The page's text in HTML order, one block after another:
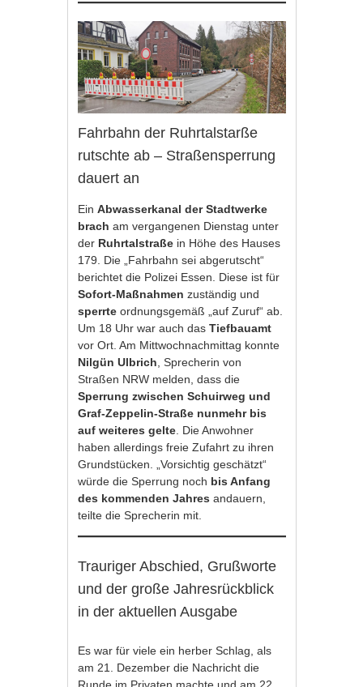
Fahrbahn der Ruhrtalstarße
rutschte ab – Straßensperrung
dauert an
EinAbwasserkanal der Stadtwerke
brach am vergangenen Dienstag unter
der Ruhrtalstraße in Höhe des Hauses
179. Die „Fahrbahn sei abgerutscht“
berichtet die Polizei Essen. Diese ist für
Sofort-Maßnahmenzuständig und
sperrteordnungsgemäß „auf Zuruf“ ab.
Um 18 Uhr war auch dasTiefbauamt
vor Ort. Am Mittwochnachmittag konnte
Nilgün Ulbrich, Sprecherin von
Straßen NRW melden, dass die
Sperrung zwischen Schuirweg und
Graf-Zeppelin-Straße nunmehr bis
auf weiteres gelte. Die Anwohner
haben allerdings freie Zufahrt zu ihren
Grundstücken. „Vorsichtig geschätzt“
würde die Sperrung noch bis Anfang
des kommenden Jahres andauern,
teilte die Sprecherin mit.
Trauriger Abschied, Grußworte
und der große Jahresrückblick
in der aktuellen Ausgabe
Es war für viele ein herber Schlag, als
am 21. Dezember die Nachricht die